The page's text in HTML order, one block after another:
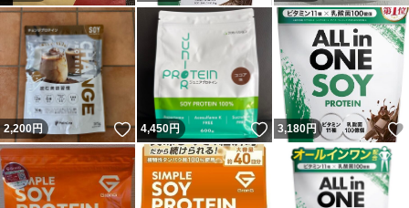
2,200円 いいね！
4,450円 いいね！
3,180円